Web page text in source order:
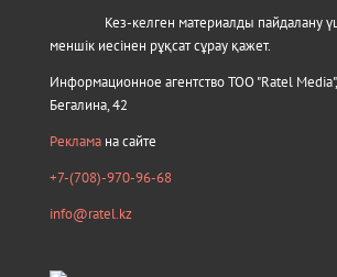
Кез-келген материалды пайдалану
меншік иесінен рұқсат сұрау қажет.
Информационное агентство ТОО "Ratel
Бегалина, 42
Реклама на сайте
+7-(708)-970-96-68
info@ratel.kz